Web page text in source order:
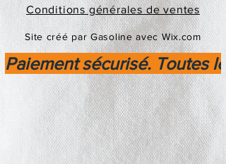
Conditions générales de ventes
Site créé par Gasoline avec Wix.com
Paiement sécurisé. Toutes